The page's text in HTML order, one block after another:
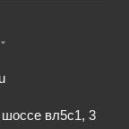
вл5с1, 3